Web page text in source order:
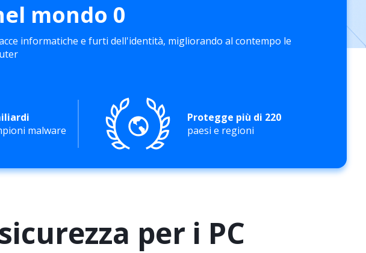
mondo 0
informatiche e furti dell'identità, migliorando al contempo le
malware
Protegge più di 220
paesi e regioni
per i PC